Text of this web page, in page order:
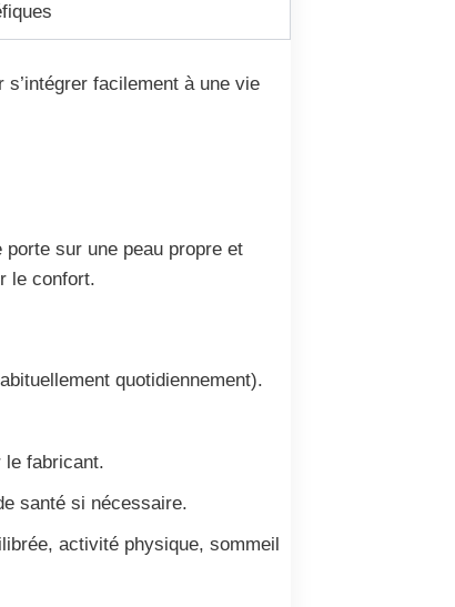
facilement à une vie
porte sur une peau propre et
le confort.
quotidiennement).
le fabricant.
santé si nécessaire.
activité physique, sommeil